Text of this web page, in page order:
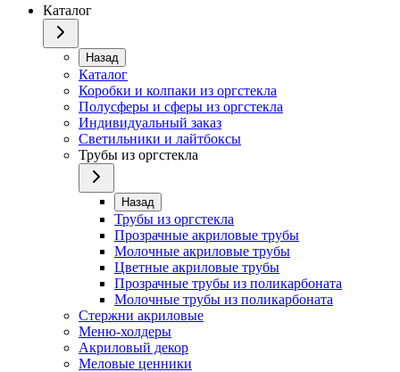
Каталог
Назад
Каталог
Коробки и колпаки из оргстекла
Полусферы и сферы из оргстекла
Индивидуальный заказ
Светильники и лайтбоксы
Трубы из оргстекла
Назад
Трубы из оргстекла
Прозрачные акриловые трубы
Молочные акриловые трубы
Цветные акриловые трубы
Прозрачные трубы из поликарбоната
Молочные трубы из поликарбоната
Стержни акриловые
Меню-холдеры
Акриловый декор
Меловые ценники